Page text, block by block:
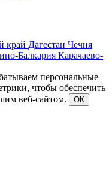
край Дагестан Чечня
Балкария Карачаево-
персональные
чтобы обеспечить
веб-сайтом.
ОК